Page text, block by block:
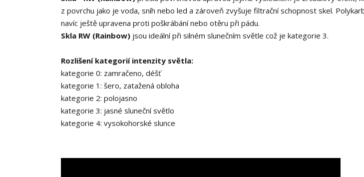
z povrchu jako je voda, sníh nebo led a zároveň zvyšuje filtrační schopnost skel.
navíc ještě upravena proti poškrábání nebo otěru při pádu.
Skla RW (Rainbow) jsou ideální při silném slunečním světle což je kategorie 3.
Rozlišení kategorií intenzity světla:
kategorie 0: zamračeno, déšť
kategorie 1: šero, zatažená obloha
kategorie 2: polojasno
kategorie 3: jasné sluneční světlo
kategorie 4: vysokohorské slunce